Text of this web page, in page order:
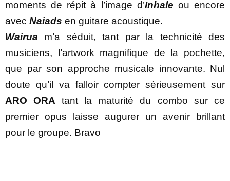
moments de répit à l’image d’Inhale ou encore
avec Naiads en guitare acoustique.
Wairua m’a séduit, tant par la technicité des
musiciens, l’artwork magnifique de la pochette,
que par son approche musicale innovante. Nul
doute qu’il va falloir compter sérieusement sur
ARO ORA tant la maturité du combo sur ce
premier opus laisse augurer un avenir brillant
pour le groupe. Bravo